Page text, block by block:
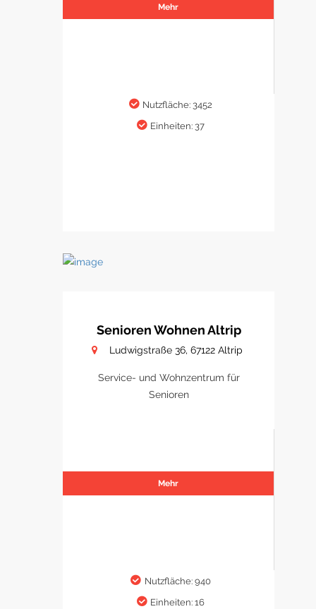
Mehr
Nutzfläche: 3452
Einheiten: 37
Senioren Wohnen Altrip
Ludwigstraße 36, 67122 Altrip
Service- und Wohnzentrum für
Senioren
Mehr
Nutzfläche: 940
Einheiten: 16